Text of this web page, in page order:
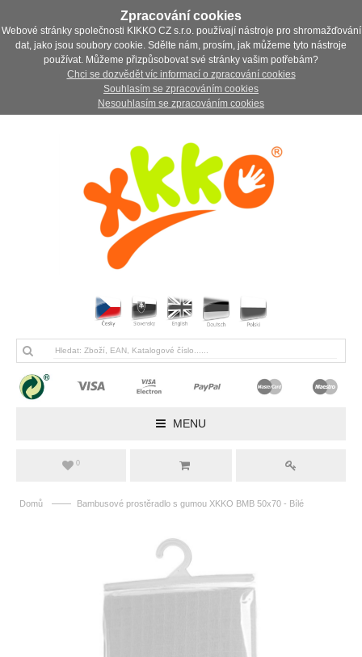
Zpracování cookies
Webové stránky společnosti KIKKO CZ s.r.o. používají nástroje pro shromažďování
dat, jako jsou soubory cookie. Sdělte nám, prosím, jak můžeme tyto nástroje
používat. Můžeme přizpůsobovat své stránky vašim potřebám?
Chci se dozvědět víc informací o zpracování cookies
Souhlasím se zpracováním cookies
Nesouhlasím se zpracováním cookies
MENU
0
Domů —— Bambusové prostěradlo s gumou XKKO BMB 50x70 - Bílé